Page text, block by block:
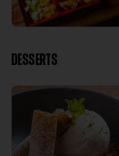
DESSERTS